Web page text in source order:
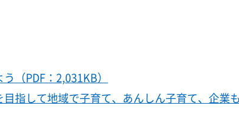
（PDF：2,031KB）
指して地域で子育て、あんしん子育て、企業